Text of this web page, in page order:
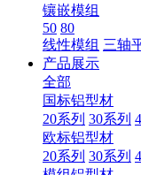
镶嵌模组
50 80
线性模组 三轴
产品展示
全部
国标铝型材
20系列 30系列
欧标铝型材
20系列 30系列